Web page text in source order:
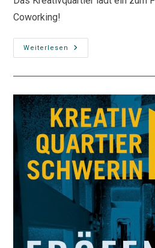
Coworking!
Weiterlesen
Flohmarkt
&